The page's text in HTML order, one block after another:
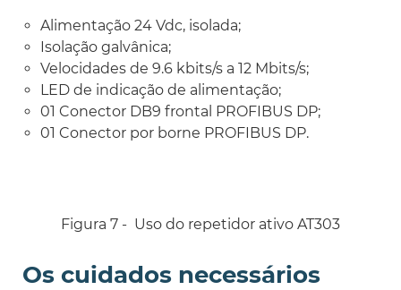
Alimentação 24 Vdc, isolada;
Isolação galvânica;
Velocidades de 9.6 kbits/s a 12 Mbits/s;
LED de indicação de alimentação;
01 Conector DB9 frontal PROFIBUS DP;
01 Conector por borne PROFIBUS DP.
Figura 7 - Uso do repetidor ativo AT303
Os cuidados necessários